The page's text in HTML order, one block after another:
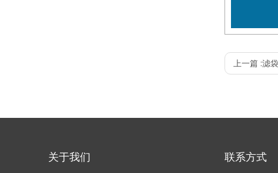
上一篇 :滤
关于我们 联系方式